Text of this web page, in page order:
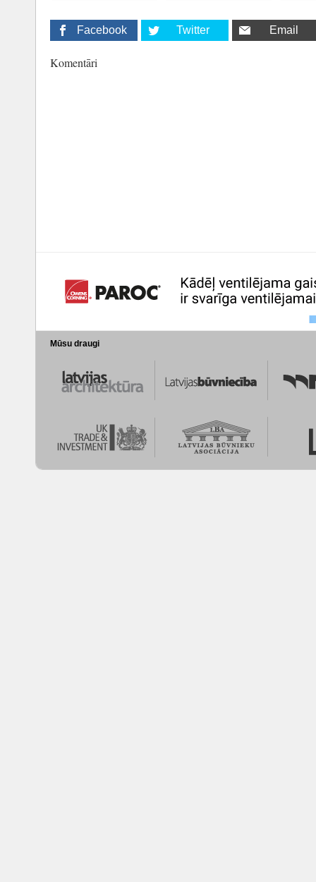
Facebook Twitter Email
Komentāri
Mūsu draugi